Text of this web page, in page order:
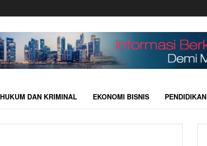
HUKUM DAN KRIMINAL EKONOMI BISNIS PENDIDIKAN